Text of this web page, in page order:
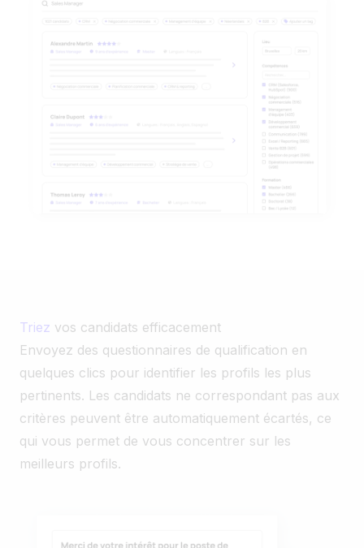
Triez vos candidats efficacement
Envoyez des questionnaires de qualification en
quelques clics pour identifier les profils les plus
pertinents. Les candidats ne correspondant pas aux
critères peuvent être automatiquement écartés, ce
qui vous permet de vous concentrer sur les
meilleurs profils.